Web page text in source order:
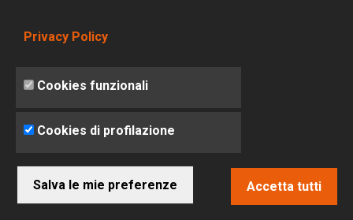
Accetto il trattamento dei miei dati secondo la
Leggi laPrivacy Policy e Cookie Policy
Privacy Policy
Cookies funzionali
Cookies di profilazione
Salva le mie preferenze Accetta tutti